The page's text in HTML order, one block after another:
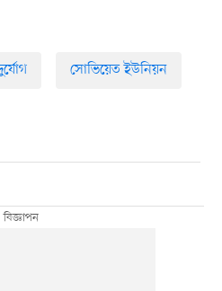
সোভিয়েত ইউনিয়ন